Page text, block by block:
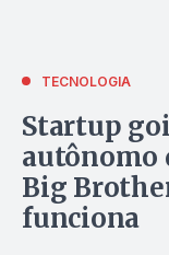
TECNOLOGIA
Startup
autônomo
Big
funciona